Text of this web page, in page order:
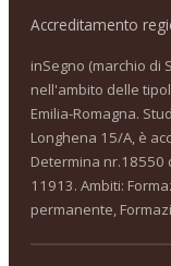
Accreditamento
inSegno (marchio di
nell'ambito delle
Emilia-Romagna.
Longhena 15/A, è
Determina nr.18550
11913. Ambiti:
permanente,